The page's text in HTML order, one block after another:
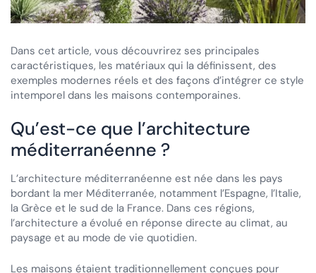
Dans cet article, vous découvrirez ses principales
caractéristiques, les matériaux qui la définissent, des
exemples modernes réels et des façons d’intégrer ce style
intemporel dans les maisons contemporaines.
Qu’est-ce que l’architecture
méditerranéenne ?
L’architecture méditerranéenne est née dans les pays
bordant la mer Méditerranée, notamment l’Espagne, l’Italie,
la Grèce et le sud de la France. Dans ces régions,
l’architecture a évolué en réponse directe au climat, au
paysage et au mode de vie quotidien.
Les maisons étaient traditionnellement conçues pour